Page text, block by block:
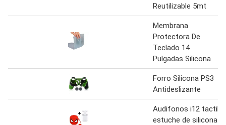
Reutilizable 5mt
Membrana
Protectora De
Teclado 14
Pulgadas Silicona
Forro Silicona PS3
Antideslizante
Audifonos i12 tactil
estuche de silicona